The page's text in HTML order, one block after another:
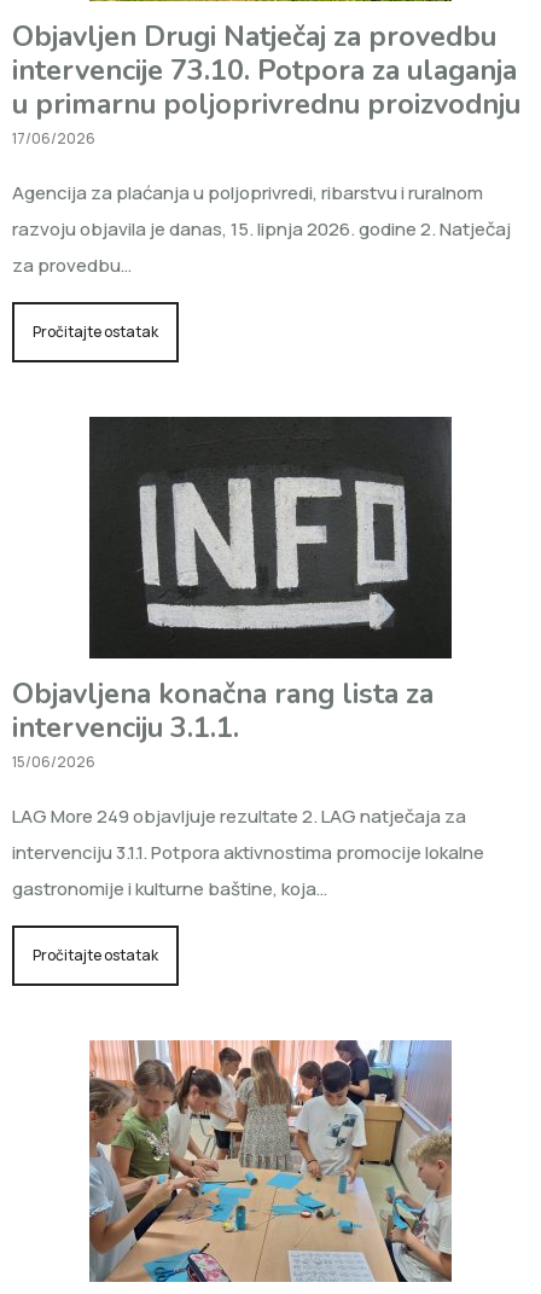
Objavljen Drugi Natječaj za provedbu
intervencije 73.10. Potpora za ulaganja
u primarnu poljoprivrednu proizvodnju
17/06/2026
Agencija za plaćanja u poljoprivredi, ribarstvu i ruralnom
razvoju objavila je danas, 15. lipnja 2026. godine 2. Natječaj
za provedbu…
Pročitajte ostatak
Objavljena konačna rang lista za
intervenciju 3.1.1.
15/06/2026
LAG More 249 objavljuje rezultate 2. LAG natječaja za
intervenciju 3.1.1. Potpora aktivnostima promocije lokalne
gastronomije i kulturne baštine, koja…
Pročitajte ostatak